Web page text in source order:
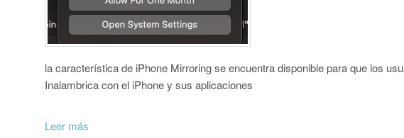
la característica de iPhone Mirroring se encuentra disponible para que los
Inalambrica con el iPhoney sus aplicaciones
Leer más